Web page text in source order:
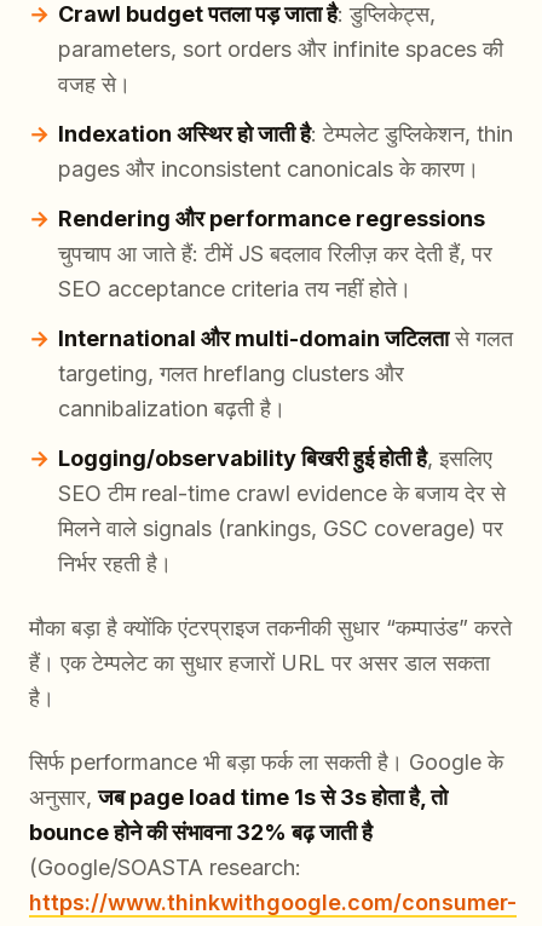
Crawl budget पतला पड़ जाता है: डुप्लिकेट्स,
parameters, sort orders और infinite spaces की
वजह से।
Indexation अस्थिर हो जाती है: टेम्पलेट डुप्लिकेशन, thin
pages और inconsistent canonicals के कारण।
Rendering और performance regressions
चुपचाप आ जाते हैं: टीमें JS बदलाव रिलीज़ कर देती हैं, पर
SEO acceptance criteria तय नहीं होते।
International और multi-domain जटिलतासे गलत
targeting, गलत hreflang clusters और
cannibalization बढ़ती है।
Logging/observability बिखरी हुई होती है, इसलिए
SEO टीम real-time crawl evidence के बजाय देर से
मिलने वाले signals (rankings, GSC coverage) पर
निर्भर रहती है।
मौका बड़ा है क्योंकि एंटरप्राइज तकनीकी सुधार “कम्पाउंड” करते
हैं। एक टेम्पलेट का सुधार हजारों URL पर असर डाल सकता
है।
सिर्फ performance भी बड़ा फर्क ला सकती है। Google के
अनुसार,जब page load time 1s से 3s होता है, तो
bounce होने की संभावना 32% बढ़ जाती है
(Google/SOASTA research:
https://www.thinkwithgoogle.com/consumer-